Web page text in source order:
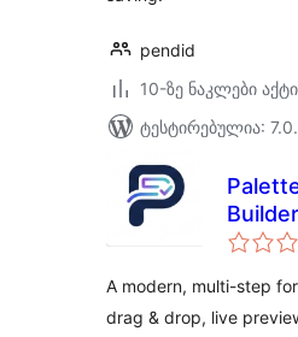
pendid
10-ზე ნაკლები
ტესტირებულია:
Builder
A modern, multi-step
drag & drop, live